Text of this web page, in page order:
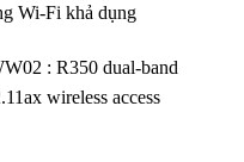
Wi-Fi khả dụng
: R350 dual-band
wireless access